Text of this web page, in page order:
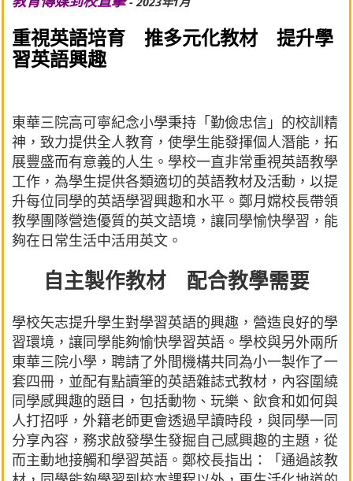
重視英語培育 推多元化教材 提升學
習英語興趣
東華三院高可寧紀念小學秉持「勤儉忠信」的校訓精
神，致力提供全人教育，使學生能發揮個人潛能，拓
展豐盛而有意義的人生。學校一直非常重視英語教學
工作，為學生提供各類適切的英語教材及活動，以提
升每位同學的英語學習興趣和水平。鄭月嫦校長帶領
教學團隊營造優質的英文語境，讓同學愉快學習，能
夠在日常生活中活用英文。
自主製作教材 配合教學需要
學校矢志提升學生對學習英語的興趣，營造良好的學
習環境，讓同學能夠愉快學習英語。學校與另外兩所
東華三院小學，聘請了外間機構共同為小一製作了一
套四冊，並配有點讀筆的英語雜誌式教材，內容圍繞
同學感興趣的題目，包括動物、玩樂、飲食和如何與
人打招呼，外籍老師更會透過早讀時段，與同學一同
分享內容，務求啟發學生發掘自己感興趣的主題，從
而主動地接觸和學習英語。鄭校長指出：「通過該教